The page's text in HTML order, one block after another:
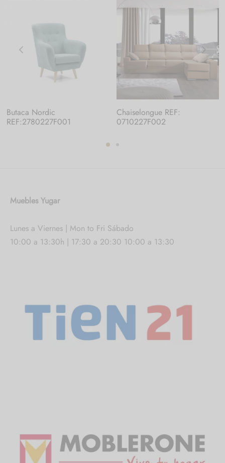
Butaca Nordic
REF:2780227F001
Chaiselongue REF:
0710227F002
Muebles Yugar
Lunes a Viernes | Mon to Fri Sábado
10:00 a 13:30h | 17:30 a 20:30 10:00 a 13:30